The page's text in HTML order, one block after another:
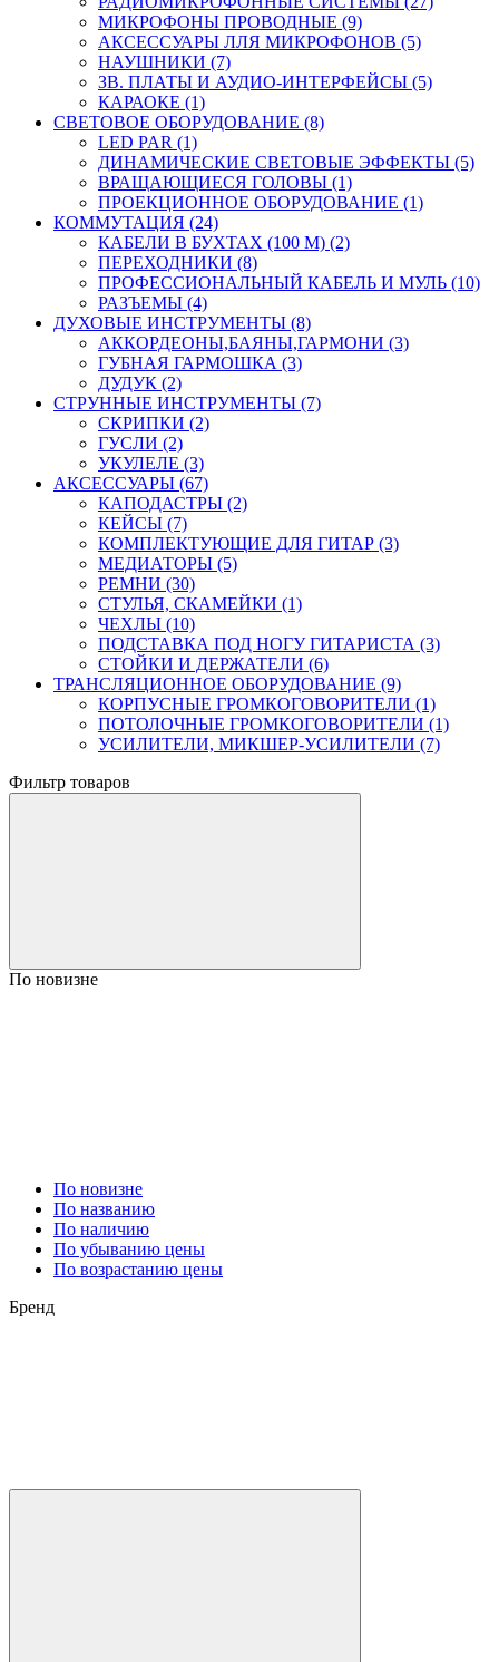
МИКРОФОНЫ ПРОВОДНЫЕ (9)
АКСЕССУАРЫ ЛЛЯ МИКРОФОНОВ (5)
НАУШНИКИ (7)
ЗВ. ПЛАТЫ И АУДИО-ИНТЕРФЕЙСЫ (5)
КАРАОКЕ (1)
СВЕТОВОЕ ОБОРУДОВАНИЕ (8)
LED PAR (1)
ДИНАМИЧЕСКИЕ СВЕТОВЫЕ ЭФФЕКТЫ (5)
ВРАЩАЮЩИЕСЯ ГОЛОВЫ (1)
ПРОЕКЦИОННОЕ ОБОРУДОВАНИЕ (1)
КОММУТАЦИЯ (24)
КАБЕЛИ В БУХТАХ (100 М) (2)
ПЕРЕХОДНИКИ (8)
ПРОФЕССИОНАЛЬНЫЙ КАБЕЛЬ И МУЛЬ (10)
РАЗЪЕМЫ (4)
ДУХОВЫЕ ИНСТРУМЕНТЫ (8)
АККОРДЕОНЫ,БАЯНЫ,ГАРМОНИ (3)
ГУБНАЯ ГАРМОШКА (3)
ДУДУК (2)
СТРУННЫЕ ИНСТРУМЕНТЫ (7)
СКРИПКИ (2)
ГУСЛИ (2)
УКУЛЕЛЕ (3)
АКСЕССУАРЫ (67)
КАПОДАСТРЫ (2)
КЕЙСЫ (7)
КОМПЛЕКТУЮЩИЕ ДЛЯ ГИТАР (3)
МЕДИАТОРЫ (5)
РЕМНИ (30)
СТУЛЬЯ, СКАМЕЙКИ (1)
ЧЕХЛЫ (10)
ПОДСТАВКА ПОД НОГУ ГИТАРИСТА (3)
СТОЙКИ И ДЕРЖАТЕЛИ (6)
ТРАНСЛЯЦИОННОЕ ОБОРУДОВАНИЕ (9)
КОРПУСНЫЕ ГРОМКОГОВОРИТЕЛИ (1)
ПОТОЛОЧНЫЕ ГРОМКОГОВОРИТЕЛИ (1)
УСИЛИТЕЛИ, МИКШЕР-УСИЛИТЕЛИ (7)
Фильтр товаров
По новизне
По новизне
По названию
По наличию
По убыванию цены
По возрастанию цены
Бренд